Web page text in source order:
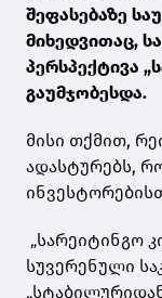
შეფასებაზე
მიხედვითაც,
პერსპექტივა
გაუმჯობესდა.
მისი თქმით,
ადასტურებს,
„სარეიტინგო
სუვერენული